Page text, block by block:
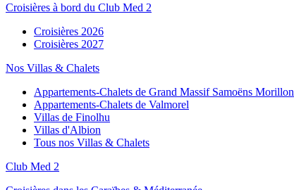
Croisières à bord du Club Med 2
Croisières 2026
Croisières 2027
Nos Villas & Chalets
Appartements-Chalets de Grand Massif Samoëns Morillon
Appartements-Chalets de Valmorel
Villas de Finolhu
Villas d'Albion
Tous nos Villas & Chalets
Club Med 2